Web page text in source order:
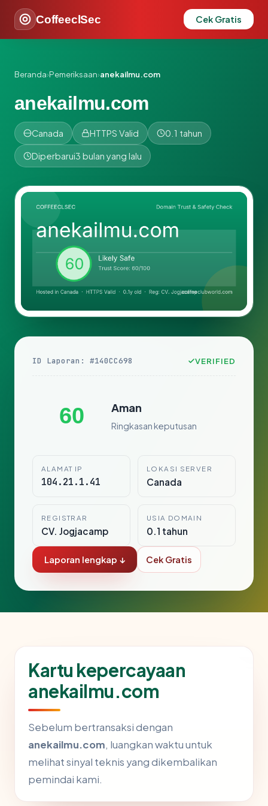
CoffeeclSec Cek Gratis
Beranda›Pemeriksaan›anekailmu.com
anekailmu.com
Canada HTTPS Valid 0.1 tahun
Diperbarui3 bulan yang lalu
ID Laporan: #140CC698 VERIFIED
60 Aman
Ringkasan keputusan
ALAMAT IP
104.21.1.41
LOKASI SERVER
Canada
REGISTRAR
CV. Jogjacamp
USIA DOMAIN
0.1 tahun
Laporan lengkap ↓ Cek Gratis
Kartu kepercayaan
anekailmu.com
Sebelum bertransaksi dengan
anekailmu.com, luangkan waktu untuk
melihat sinyal teknis yang dikembalikan
pemindai kami.